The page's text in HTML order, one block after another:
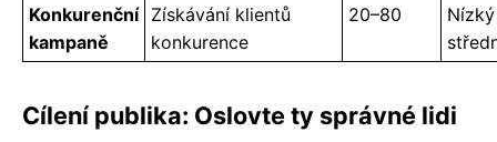
Konkurenční
kampaně
Získávání klientů
konkurence
20–80
Cílení publika: Oslovte ty správné lidi